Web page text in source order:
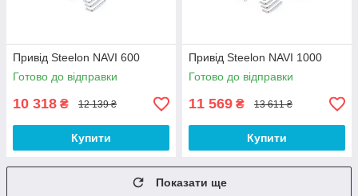
Привід Steelon NAVI 600
Готово до відправки
10 318 ₴ 12 139 ₴
Купити
Привід Steelon NAVI 1000
Готово до відправки
11 569 ₴ 13 611 ₴
Купити
Показати ще